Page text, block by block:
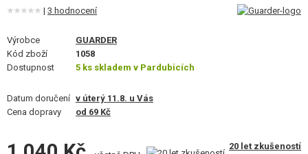
BRÝLE, MASKY
VÝSTROJ, UNIFORMY, POUZDRA
MASKOVÁNÍ, BARVY, PÁSKY
VYSÍLAČKY, HEADSETY, KAMERY
| 3 hodnocení
Výrobce
GUARDER
Kód zboží
1058
Dostupnost
5 ks skladem v Pardubicích
Datum doručení v úterý 11.8. u Vás
Cena dopravy
od 69 Kč
20 let zkušeností